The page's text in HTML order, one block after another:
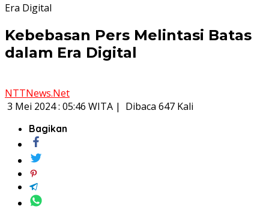
Era Digital
Kebebasan Pers Melintasi Batas
dalam Era Digital
NTTNews.Net
3 Mei 2024 : 05:46 WITA | Dibaca 647 Kali
Bagikan